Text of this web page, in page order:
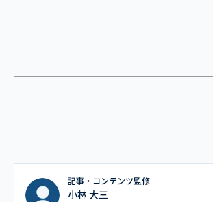
記事・コンテンツ監修
小林 大三